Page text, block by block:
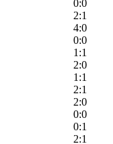
0:0
2:1
4:0
0:0
1:1
2:0
1:1
2:1
2:0
0:0
0:1
2:1